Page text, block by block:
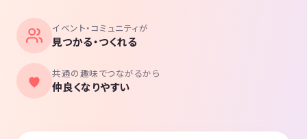
イベント・コミュニティが
見つかる・つくれる
共通の趣味でつながるから
仲良くなりやすい